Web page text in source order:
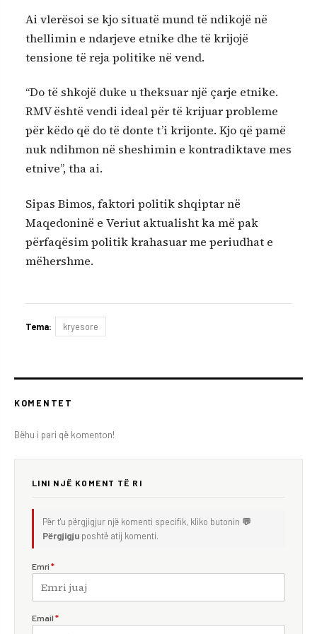
Ai vlerësoi se kjo situatë mund të ndikojë në
thellimin e ndarjeve etnike dhe të krijojë
tensione të reja politike në vend.
“Do të shkojë duke u theksuar një çarje etnike.
RMV është vendi ideal për të krijuar probleme
për këdo që do të donte t’i krijonte. Kjo që pamë
nuk ndihmon në sheshimin e kontradiktave mes
etnive”, tha ai.
Sipas Bimos, faktori politik shqiptar në
Maqedoninë e Veriut aktualisht ka më pak
përfaqësim politik krahasuar me periudhat e
mëhershme.
Tema: kryesore
KOMENTET
Bëhu i pari që komenton!
LINI NJË KOMENT TË RI
Për t'u përgjigjur një komenti specifik, kliko butonin 💬
Përgjigju poshtë atij komenti.
Emri *
Email *